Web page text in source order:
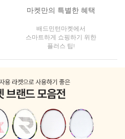
마켓만의 특별한 혜택
배드민턴마켓에서
스마트하게 쇼핑하기 위한
플러스 팁!